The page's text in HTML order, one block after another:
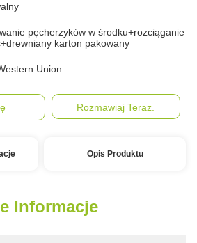
pęcherzyków w środku+rozciąganie
karton pakowany
Union
Rozmawiaj Teraz.
Opis Produktu
Informacje